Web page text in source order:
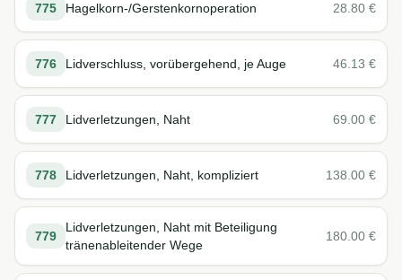
775 Hagelkorn-/Gerstenkornoperation 28.80 €
776 Lidverschluss, vorübergehend, je Auge 46.13 €
777 Lidverletzungen, Naht 69.00 €
778 Lidverletzungen, Naht, kompliziert 138.00 €
779
Lidverletzungen, Naht mit Beteiligung
tränenableitender Wege
180.00 €